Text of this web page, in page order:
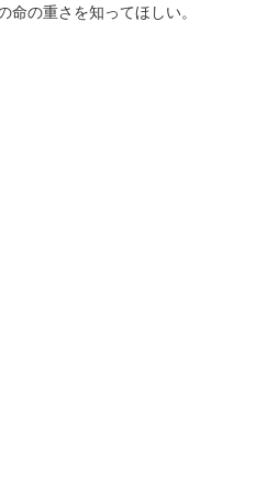
命の重さを知ってほしい。